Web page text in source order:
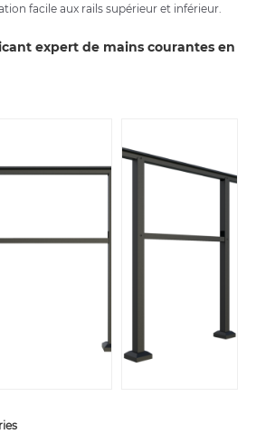
facile aux rails supérieur et inférieur.
expert de mains courantes en